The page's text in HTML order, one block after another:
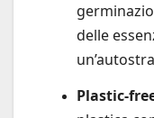
delle
Plastic-